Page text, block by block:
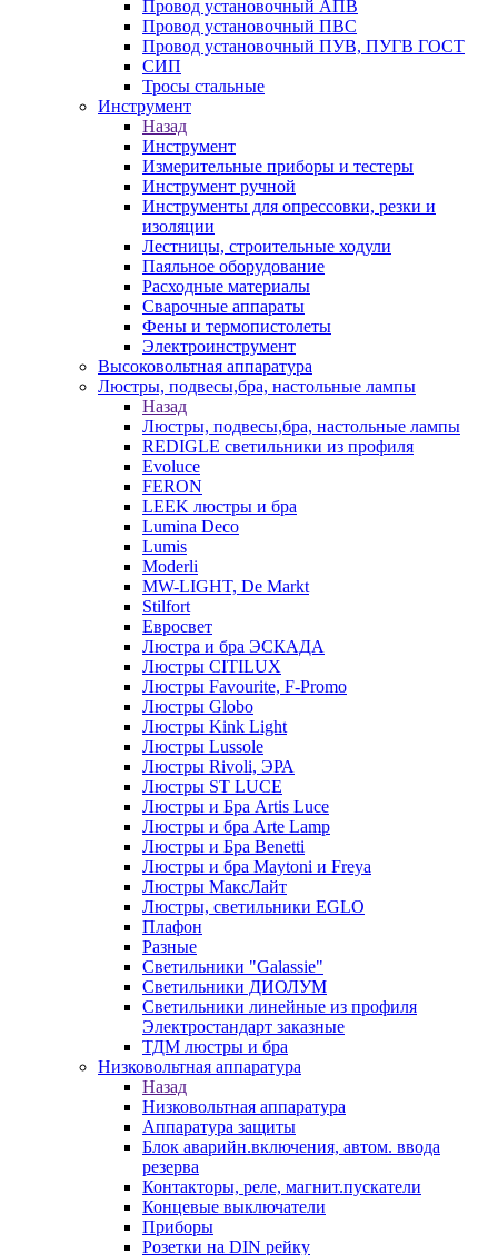
Провод установочный АПВ
Провод установочный ПВС
Провод установочный ПУВ, ПУГВ ГОСТ
СИП
Тросы стальные
Инструмент
Назад
Инструмент
Измерительные приборы и тестеры
Инструмент ручной
Инструменты для опрессовки, резки и
изоляции
Лестницы, строительные ходули
Паяльное оборудование
Расходные материалы
Сварочные аппараты
Фены и термопистолеты
Электроинструмент
Высоковольтная аппаратура
Люстры, подвесы,бра, настольные лампы
Назад
Люстры, подвесы,бра, настольные лампы
REDIGLE светильники из профиля
Evoluce
FERON
LEEK люстры и бра
Lumina Deco
Lumis
Moderli
MW-LIGHT, De Markt
Stilfort
Евросвет
Люстра и бра ЭСКАДА
Люстры CITILUX
Люстры Favourite, F-Promo
Люстры Globo
Люстры Kink Light
Люстры Lussole
Люстры Rivoli, ЭРА
Люстры ST LUCE
Люстры и Бра Artis Luce
Люстры и бра Arte Lamp
Люстры и Бра Benetti
Люстры и бра Maytoni и Freya
Люстры МаксЛайт
Люстры, светильники EGLO
Плафон
Разные
Светильники "Galassie"
Светильники ДИОЛУМ
Светильники линейные из профиля
Электростандарт заказные
ТДМ люстры и бра
Низковольтная аппаратура
Назад
Низковольтная аппаратура
Аппаратура защиты
Блок аварийн.включения, автом. ввода
резерва
Контакторы, реле, магнит.пускатели
Концевые выключатели
Приборы
Розетки на DIN рейку